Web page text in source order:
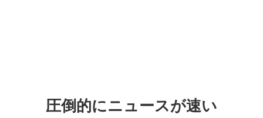
圧倒的にニュースが速い